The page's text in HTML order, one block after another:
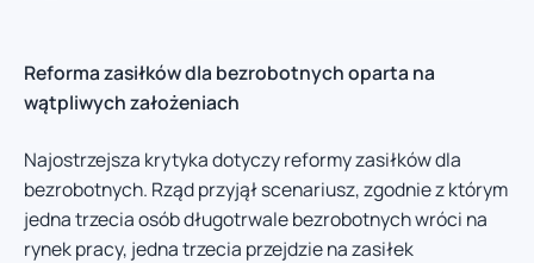
Reforma zasiłków dla bezrobotnych oparta na
wątpliwych założeniach
Najostrzejsza krytyka dotyczy reformy zasiłków dla
bezrobotnych. Rząd przyjął scenariusz, zgodnie z którym
jedna trzecia osób długotrwale bezrobotnych wróci na
rynek pracy, jedna trzecia przejdzie na zasiłek